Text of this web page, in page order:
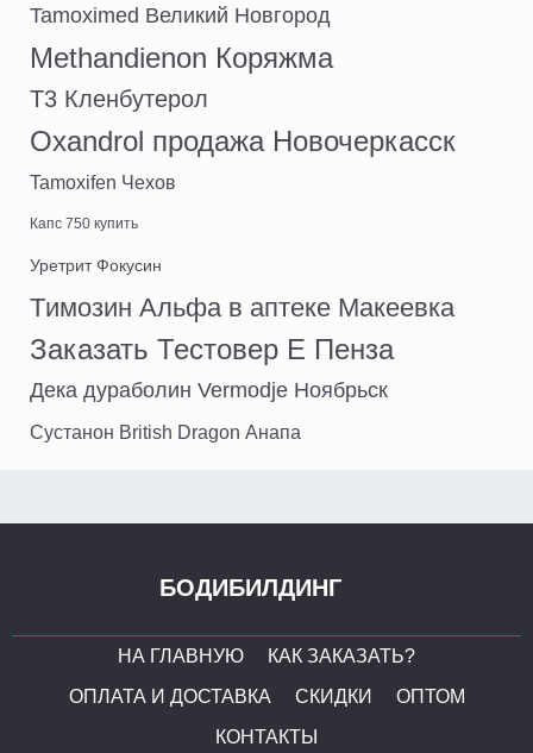
Tamoximed Великий Новгород
Methandienon Коряжма
Т3 Кленбутерол
Oxandrol продажа Новочеркасск
Tamoxifen Чехов
Капс 750 купить
Уретрит Фокусин
Tимозин Альфа в аптеке Макеевка
Заказать Тестовер Е Пенза
Дека дураболин Vermodje Ноябрьск
Сустанон British Dragon Анапа
БОДИБИЛДИНГ
НА ГЛАВНУЮ
КАК ЗАКАЗАТЬ?
ОПЛАТА И ДОСТАВКА
СКИДКИ
ОПТОМ
КОНТАКТЫ